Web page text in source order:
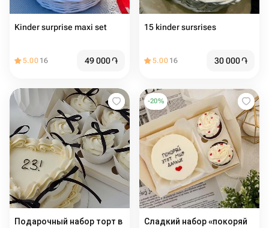
Kinder surprise maxi set
5.00 16 49 000֏
15 kinder sursrises
5.00 16 30 000֏
Подарочный набор торт в
-20%
Сладкий набор «покоряй